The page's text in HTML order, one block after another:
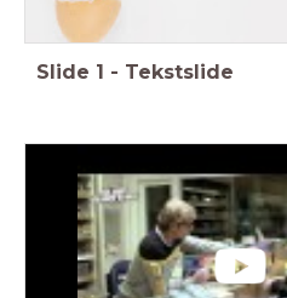
Slide 1 - Tekstslide